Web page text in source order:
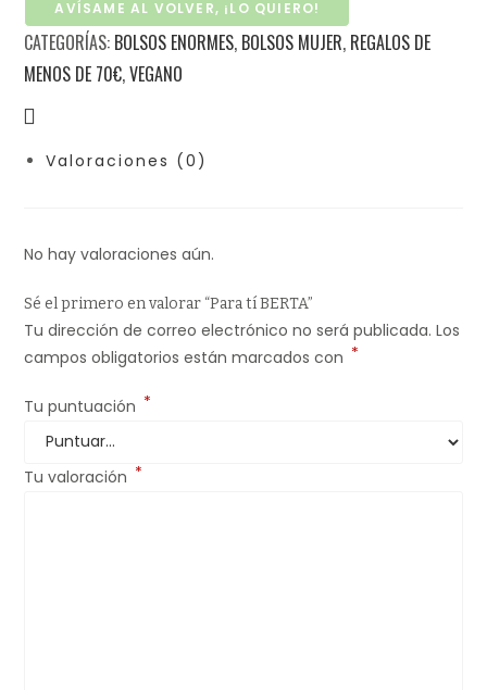
AVÍSAME AL VOLVER, ¡LO QUIERO!
CATEGORÍAS: BOLSOS ENORMES, BOLSOS MUJER, REGALOS DE
MENOS DE 70€,VEGANO
Valoraciones (0)
No hay valoraciones aún.
Sé el primero en valorar “Para tí BERTA”
Tu dirección de correo electrónico no será publicada. Los
campos obligatorios están marcados con *
Tu puntuación *
Tu valoración *